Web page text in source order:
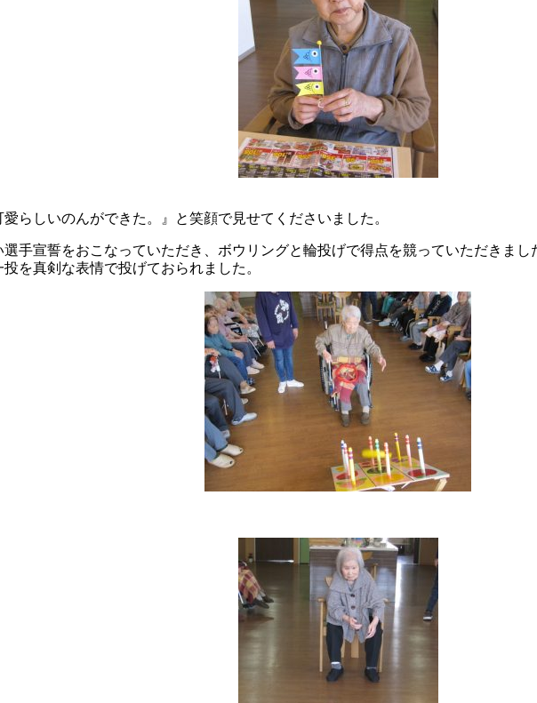
らしいのんができた。』と笑顔で見せてくださいました。
手宣誓をおこなっていただき、ボウリングと輪投げで得点を競っていただきまし
を真剣な表情で投げておられました。